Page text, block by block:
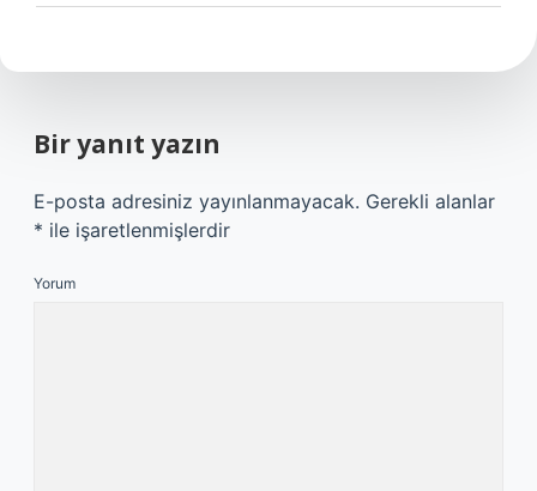
Bir yanıt yazın
E-posta adresiniz yayınlanmayacak. Gerekli alanlar
* ile işaretlenmişlerdir
Yorum